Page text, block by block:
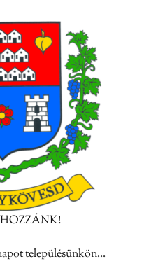
HOZZÁNK!
településünkön…